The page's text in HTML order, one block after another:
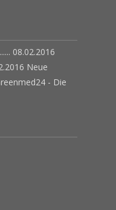
08.02.2016
Neue
- Die